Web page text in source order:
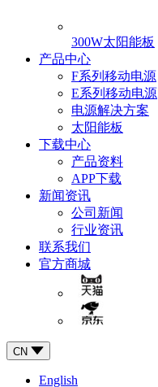
300W太阳能板
产品中心
F系列移动电源
E系列移动电源
电源解决方案
太阳能板
下载中心
产品资料
APP下载
新闻资讯
公司新闻
行业资讯
联系我们
官方商城
CN
English